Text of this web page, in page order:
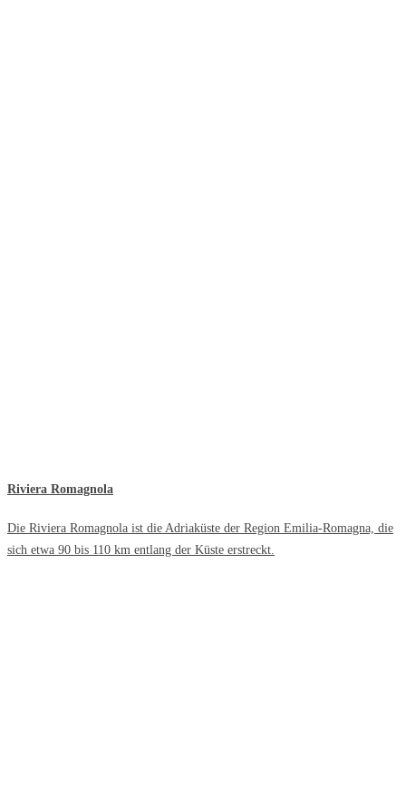
Riviera Romagnola
Die Riviera Romagnola ist die Adriaküste der Region Emilia-Romagna, die
sich etwa 90 bis 110 km entlang der Küste erstreckt.